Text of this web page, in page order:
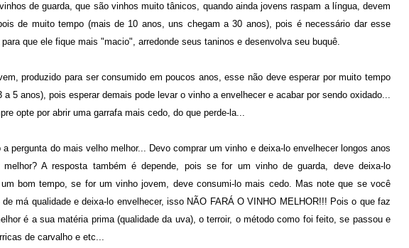
de guarda, que são vinhos muito tânicos, quando ainda jovens raspam a língua, devem
de muito tempo (mais de 10 anos, uns chegam a 30 anos), pois é necessário dar esse
que ele fique mais "macio", arredonde seus taninos e desenvolva seu buquê.
produzido para ser consumido em poucos anos, esse não deve esperar por muito tempo
a 5 anos), pois esperar demais pode levar o vinho a envelhecer e acabar por sendo oxidado...
opte por abrir uma garrafa mais cedo, do que perde-la...
a pergunta do mais velho melhor... Devo comprar um vinho e deixa-lo envelhecer longos anos
melhor? A resposta também é depende, pois se for um vinho de guarda, deve deixa-lo
bom tempo, se for um vinho jovem, deve consumi-lo mais cedo. Mas note que se você
má qualidade e deixa-lo envelhecer, isso NÃO FARÁ O VINHO MELHOR!!! Pois o que faz
é a sua matéria prima (qualidade da uva), o terroir, o método como foi feito, se passou e
de carvalho e etc...